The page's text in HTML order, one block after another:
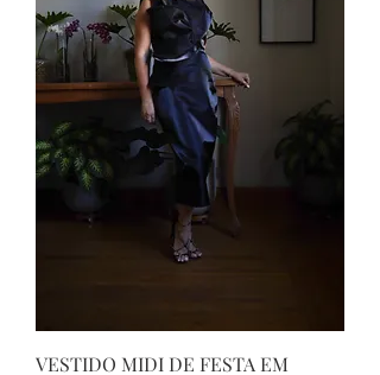
VESTIDO MIDI DE FESTA EM